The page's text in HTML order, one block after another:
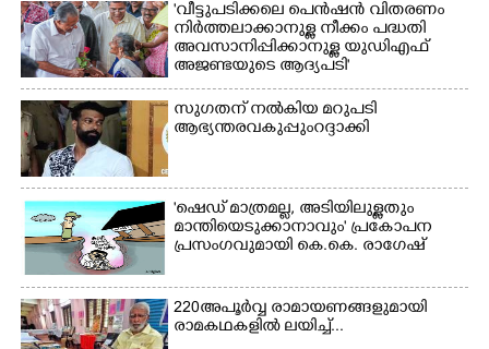
'വീട്ടുപടിക്കലെ പെൻഷൻ വിതരണം
നിർത്തലാക്കാനുള്ള നീക്കം പദ്ധതി
അവസാനിപ്പിക്കാനുള്ള യുഡിഎഫ്
അജണ്ടയുടെ ആദ്യപടി'
സുഗതന് നൽകിയ മറുപടി
ആഭ്യന്തരവകുപ്പും റദ്ദാക്കി
'ഷെഡ് മാത്രമല്ല, അടിയിലുള്ളതും
മാന്തിയെടുക്കാനാവും' പ്രകോപന
പ്രസംഗവുമായി കെ.കെ. രാഗേഷ്
220 അപൂർവ്വ രാമായണങ്ങളുമായി
രാമകഥകളിൽ ലയിച്ച്...
Share this link
Copy Link